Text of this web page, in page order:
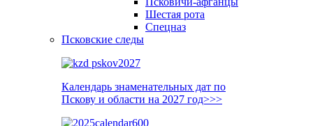
Шестая рота
Спецназ
Псковские следы
Календарь знаменательных дат по
Пскову и области на 2027 год>>>